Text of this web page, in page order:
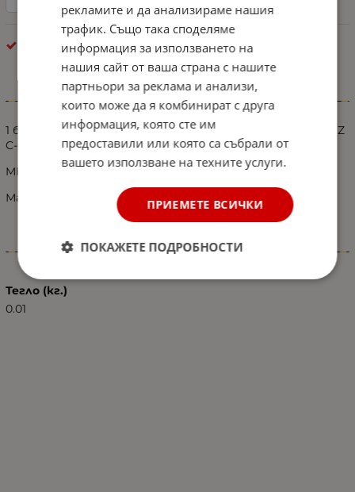
КОПЧЕТА ЗА ЕЛ.СТЪКЛА И ОГЛЕДАЛА
Информация
1 брой Бутон за прозорец за Мерцедес MERCEDES-BENZ
C-Class W203 CLK W209 за пасажерска врата 2000-2007
MERCEDES-BENZ C-Class W203 CLK W209
Материал: Пластмаса
Характеристики
Тегло (кг.)
0.01
рекламите и да анализираме нашия
трафик. Също така споделяме
информация за използването на
нашия сайт от ваша страна с нашите
партньори за реклама и анализи,
които може да я комбинират с друга
информация, която сте им
предоставили или която са събрали от
вашето използване на техните услуги.
ПРИЕМЕТЕ ВСИЧКИ
ПОКАЖЕТЕ ПОДРОБНОСТИ